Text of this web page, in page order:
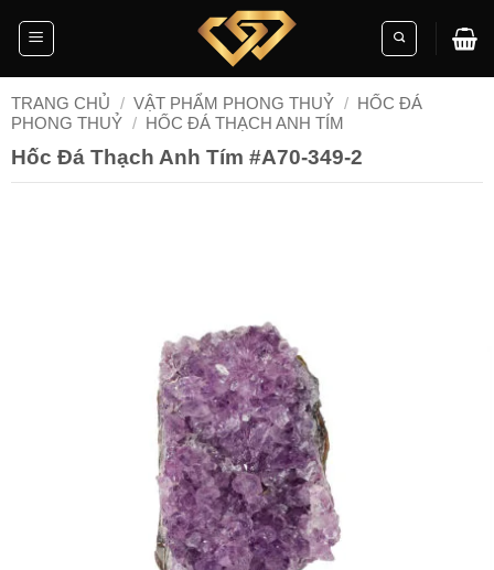
TRANG CHỦ / VẬT PHẨM PHONG THUỶ / HỐC ĐÁ
PHONG THUỶ / HỐC ĐÁ THẠCH ANH TÍM
Hốc Đá Thạch Anh Tím #A70-349-2